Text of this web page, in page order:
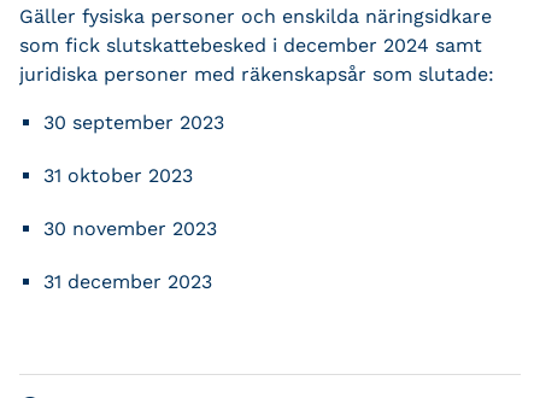
Gäller fysiska personer och enskilda näringsidkare
som fick slutskattebesked i december 2024 samt
juridiska personer med räkenskapsår som slutade:
30 september 2023
31 oktober 2023
30 november 2023
31 december 2023